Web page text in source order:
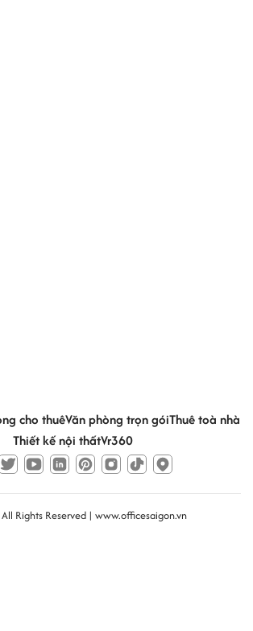
cho thuêVăn phòng trọn góiThuê toà nhà
Thiết kế nội thấtVr360
Rights Reserved | www.officesaigon.vn